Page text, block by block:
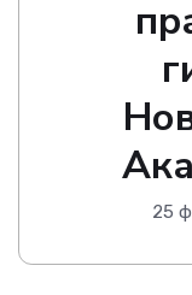
25